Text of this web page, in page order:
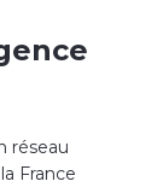
réseau
France